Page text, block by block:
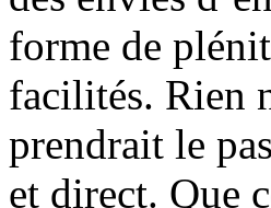
forme de
facilités. Rien
prendrait le
et direct. Que